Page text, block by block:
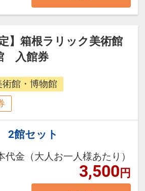
】箱根ラリック美術館
入館券
術館・博物館
2館セット
代金（大人お一人様あたり）
3,500円